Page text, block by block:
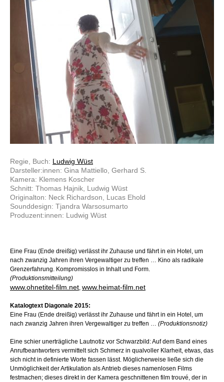
Regie, Buch: Ludwig Wüst
Darsteller:innen: Gina Mattiello, Gerhard S.
Kamera: Klemens Koscher
Schnitt: Thomas Hajnik, Ludwig Wüst
Originalton: Neck Richardson, Lucas Ehold
Sounddesign: Tjandra Warsosumarto
Produzent:innen: Ludwig Wüst
Eine Frau (Ende dreißig) verlässt ihr Zuhause und fährt in ein Hotel, um
nach zwanzig Jahren ihren Vergewaltiger zu treffen … Kino als radikale
Grenzerfahrung. Kompromisslos in Inhalt und Form.
(Produktionsmitteilung)
www.ohnetitel-film.net, www.heimat-film.net
Katalogtext Diagonale 2015:
Eine Frau (Ende dreißig) verlässt ihr Zuhause und fährt in ein Hotel, um
nach zwanzig Jahren ihren Vergewaltiger zu treffen … (Produktionsnotiz)
Eine schier unerträgliche Lautnotiz vor Schwarzbild: Auf dem Band eines
Anrufbeantworters vermittelt sich Schmerz in qualvoller Klarheit, etwas, das
sich nicht in definierte Worte fassen lässt. Möglicherweise ließe sich die
Unmöglichkeit der Artikulation als Antrieb dieses namenlosen Films
festmachen; dieses direkt in der Kamera geschnittenen film trouvé, der in